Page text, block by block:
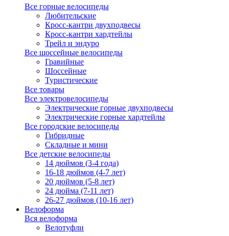
Все горные велосипеды
Любительские
Кросс-кантри двухподвесы
Кросс-кантри хардтейлы
Трейл и эндуро
Все шоссейные велосипеды
Гравийные
Шоссейные
Туристические
Все товары
Все электровелосипеды
Электрические горные двухподвесы
Электрические горные хардтейлы
Все городские велосипеды
Гибридные
Складные и мини
Все детские велосипеды
14 дюймов (3-4 года)
16-18 дюймов (4-7 лет)
20 дюймов (5-8 лет)
24 дюйма (7-11 лет)
26-27 дюймов (10-16 лет)
Велоформа
Вся велоформа
Велотуфли